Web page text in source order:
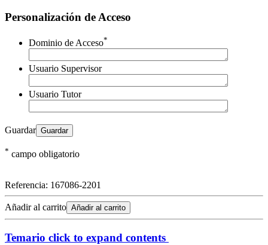
Personalización de Acceso
Dominio de Acceso*
Usuario Supervisor
Usuario Tutor
Guardar
* campo obligatorio
Referencia: 167086-2201
Añadir al carrito Añadir al carrito
Temario click to expand contents